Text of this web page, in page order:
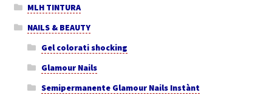
MLH TINTURA
NAILS & BEAUTY
Gel colorati shocking
Glamour Nails
Semipermanente Glamour Nails Instànt